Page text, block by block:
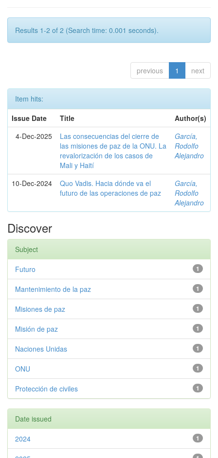
Results 1-2 of 2 (Search time: 0.001 seconds).
previous 1 next
Item hits:
Issue Date
Title
Author(s)
4-Dec-2025
Las consecuencias del cierre de
las misiones de paz de la ONU. La
revalorización de los casos de
Mali y Haití
García,
Rodolfo
Alejandro
10-Dec-2024
Quo Vadis. Hacia dónde va el
futuro de las operaciones de paz
García,
Rodolfo
Alejandro
Discover
Subject
1
Futuro
1
Mantenimiento de la paz
1
Misiones de paz
1
Misión de paz
1
Naciones Unidas
1
ONU
1
Protección de civiles
Date issued
1
2024